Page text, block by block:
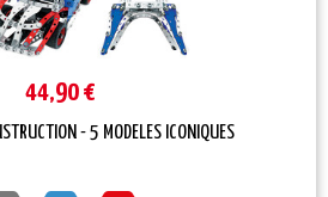
44,90 €
- 5 MODELES ICONIQUES